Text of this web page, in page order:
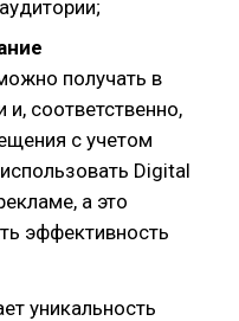
получать в
соответственно,
с учетом
Digital
а это
эффективность
уникальность